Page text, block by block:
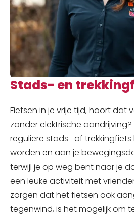
Stads- en
Fietsen in je vrije tijd, hoort dat
zonder elektrische aandrijving?
reguliere stads- of
worden en aan je
terwijl je op weg bent naar je
een leuke activiteit met
zorgen dat het fietsen ook
tegenwind, is het mogelijk om